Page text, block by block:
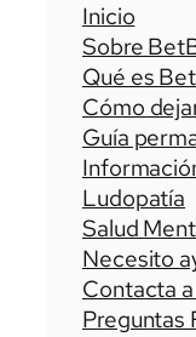
Inicio
Sobre
Qué es
Cómo
Guía
Ludopatía
Salud
Necesito
Contacta
Preguntas